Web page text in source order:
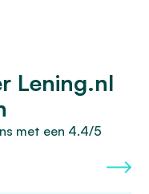
Lening.nl
met een 4.4/5